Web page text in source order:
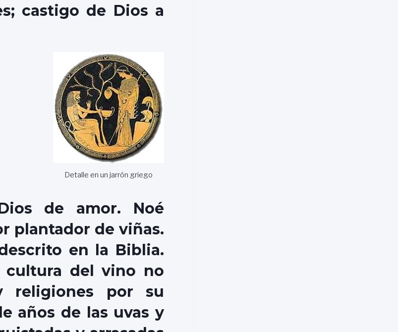
castigo de Dios a
Detalle en un jarrón griego
de amor. Noé
plantador de viñas.
en la Biblia.
cultura del vino no
religiones por su
años de las uvas y